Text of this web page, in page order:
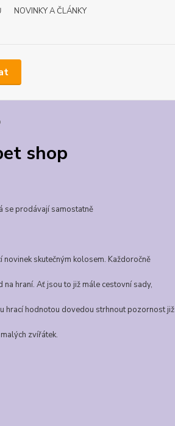
NOVINKY A ČLÁNKY
shop
se prodávají samostatně
skutečným kolosem. Každoročně
hraní. Ať jsou to již mále cestovní sady,
hrací hodnotou dovedou strhnout pozornost již
zvířátek.